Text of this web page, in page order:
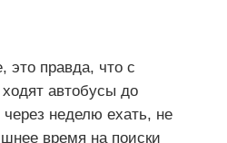
это правда, что с
автобусы до
неделю ехать, не
время на поиски